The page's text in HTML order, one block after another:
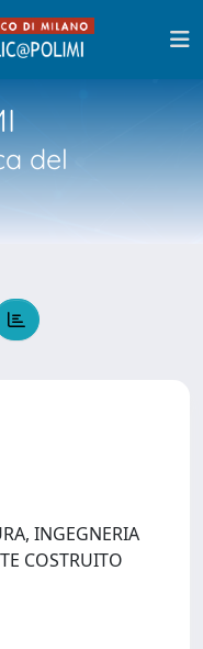
del
INGEGNERIA
COSTRUITO